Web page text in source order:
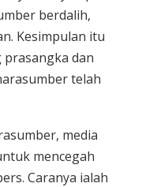
berdalih,
Kesimpulan itu
dan
telah
media
mencegah
Caranya ialah